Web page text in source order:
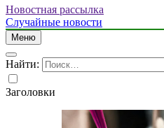
Новостная рассылка
Случайные новости
Меню
Найти:
Заголовки